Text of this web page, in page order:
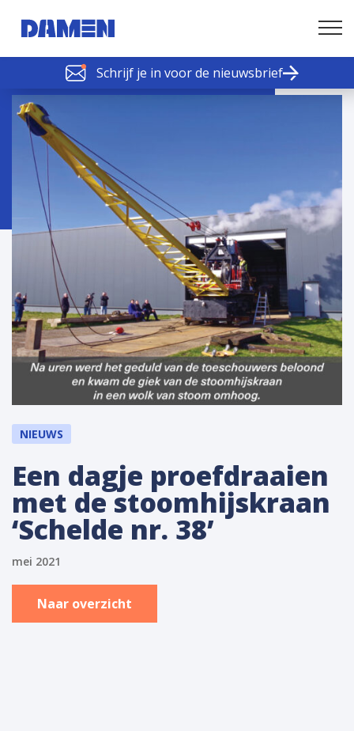
Schrijf je in voor de nieuwsbrief
SCHELDE SCHAKELS
Nieuws of tips
NIEUWS
Een dagje proefdraaien
met de stoomhijskraan
‘Schelde nr. 38’
mei 2021
Naar overzicht